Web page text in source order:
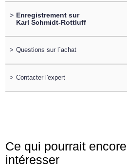
> Enregistrement sur
Karl Schmidt-Rottluff
> Questions sur l´achat
> Contacter l'expert
Ce qui pourrait
intéresser